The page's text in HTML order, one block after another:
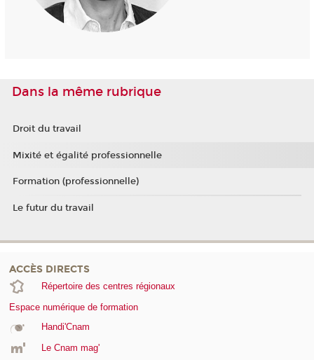
Dans la même rubrique
Droit du travail
Mixité et égalité professionnelle
Formation (professionnelle)
Le futur du travail
ACCÈS DIRECTS
Répertoire des centres régionaux
Espace numérique de formation
Handi'Cnam
Le Cnam mag'